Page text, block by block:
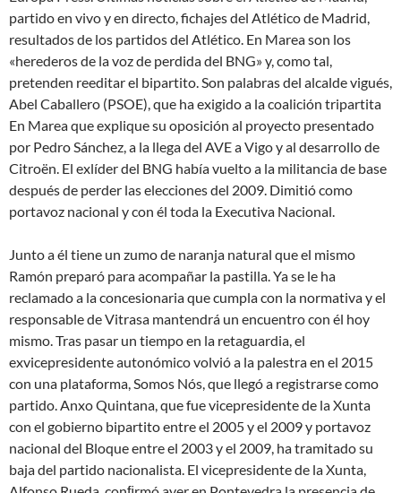
partido en vivo y en directo, fichajes del Atlético de Madrid,
resultados de los partidos del Atlético. En Marea son los
«herederos de la voz de perdida del BNG» y, como tal,
pretenden reeditar el bipartito. Son palabras del alcalde vigués,
Abel Caballero (PSOE), que ha exigido a la coalición tripartita
En Marea que explique su oposición al proyecto presentado
por Pedro Sánchez, a la llega del AVE a Vigo y al desarrollo de
Citroën. El exlíder del BNG había vuelto a la militancia de base
después de perder las elecciones del 2009. Dimitió como
portavoz nacional y con él toda la Executiva Nacional.
Junto a él tiene un zumo de naranja natural que el mismo
Ramón preparó para acompañar la pastilla. Ya se le ha
reclamado a la concesionaria que cumpla con la normativa y el
responsable de Vitrasa mantendrá un encuentro con él hoy
mismo. Tras pasar un tiempo en la retaguardia, el
exvicepresidente autonómico volvió a la palestra en el 2015
con una plataforma, Somos Nós, que llegó a registrarse como
partido. Anxo Quintana, que fue vicepresidente de la Xunta
con el gobierno bipartito entre el 2005 y el 2009 y portavoz
nacional del Bloque entre el 2003 y el 2009, ha tramitado su
baja del partido nacionalista. El vicepresidente de la Xunta,